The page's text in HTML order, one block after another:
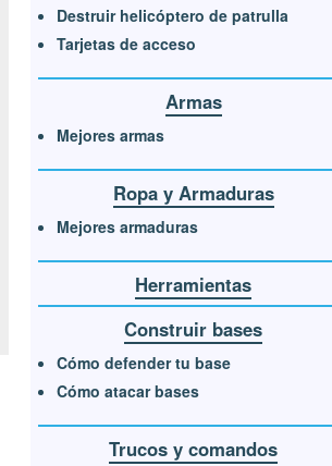
Destruir helicóptero de patrulla
Tarjetas de acceso
Armas
Mejores armas
Ropa y Armaduras
Mejores armaduras
Herramientas
Construir bases
Cómo defender tu base
Cómo atacar bases
Trucos y comandos